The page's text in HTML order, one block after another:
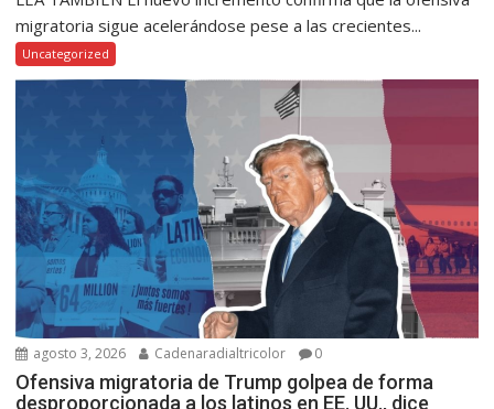
migratoria sigue acelerándose pese a las crecientes...
Uncategorized
agosto 3, 2026 Cadenaradialtricolor 0
Ofensiva migratoria de Trump golpea de forma
desproporcionada a los latinos en EE. UU., dice